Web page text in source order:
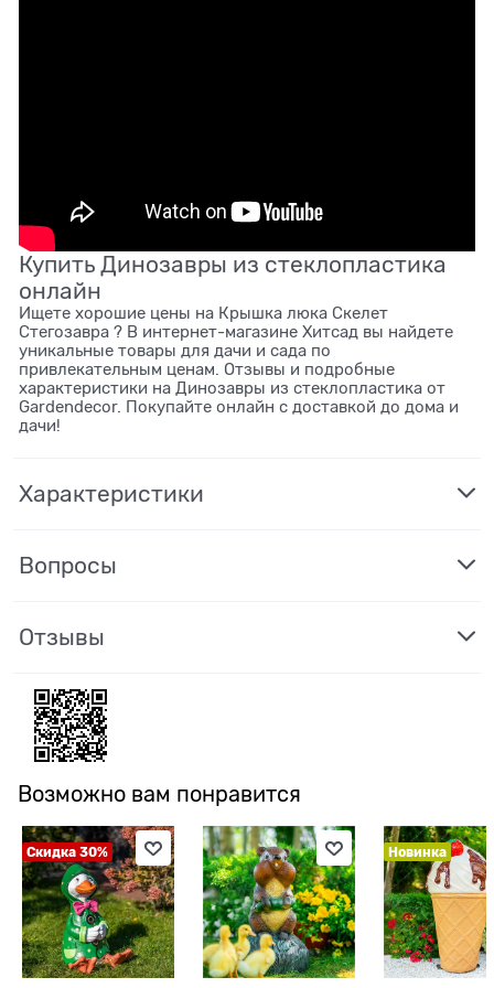
Купить Динозавры из стеклопластика
онлайн
Ищете хорошие цены на Крышка люка Скелет
Стегозавра ? В интернет-магазине Хитсад вы найдете
уникальные товары для дачи и сада по
привлекательным ценам. Отзывы и подробные
характеристики на Динозавры из стеклопластика от
Gardendecor. Покупайте онлайн с доставкой до дома и
дачи!
Характеристики
Вопросы
Отзывы
Возможно вам понравится
Скидка 30% Новинка